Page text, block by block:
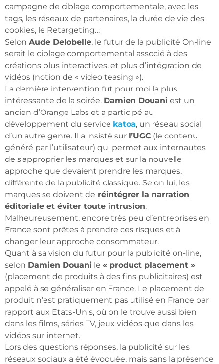
campagne de ciblage comportementale, avec les
tags, les réseaux de partenaires, la durée de vie des
cookies, le Retargeting…
Selon Aude Delobelle, le futur de la publicité On-line
serait le ciblage comportemental associé à des
créations plus interactives, et plus d’intégration de
vidéos (notion de « video teasing »).
La dernière intervention fut pour moi la plus
intéressante de la soirée. Damien Douani est un
ancien d’Orange Labs et a participé au
développement du service katoa, un réseau social
d’un autre genre. Il a insisté sur l’UGC (le contenu
généré par l’utilisateur) qui permet aux internautes
de s’approprier les marques et sur la nouvelle
approche que devaient prendre les marques,
différente de la publicité classique. Selon lui, les
marques se doivent de réintégrer la narration
éditoriale et éviter toute intrusion.
Malheureusement, encore très peu d’entreprises en
France sont prêtes à prendre ces risques et à
changer leur approche consommateur.
Quant à sa vision du futur pour la publicité on-line,
selon Damien Douani le « product placement »
(placement de produits à des fins publicitaires) est
appelé à se généraliser en France. Le placement de
produit n’est pratiquement pas utilisé en France par
rapport aux Etats-Unis, où on le trouve aussi bien
dans les films, séries TV, jeux vidéos que dans les
vidéos sur internet.
Lors des questions réponses, la publicité sur les
réseaux sociaux a été évoquée, mais sans la présence